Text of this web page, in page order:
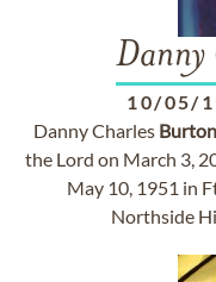
Danny
10/05/
Danny Charles Burton
the Lord on March 3,
May 10, 1951 in
Northside